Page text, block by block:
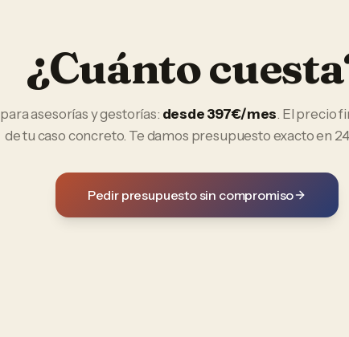
¿Cuánto
paraasesorías y gestorías: desde 397€/mes. El precio
de tu caso concreto. Te damos presupuesto exacto en
Pedir presupuesto sin compromiso